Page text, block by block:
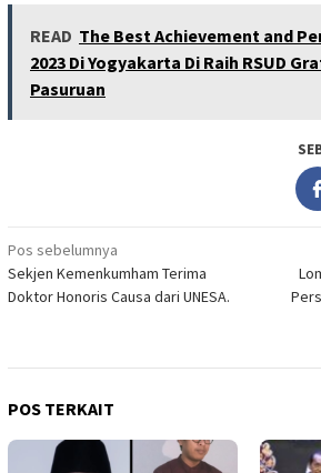
READ The Best Achievement and
2023 Di Yogyakarta Di Raih RSUD
Pasuruan
Navigasi
pos
Pos sebelumnya
Sekjen Kemenkumham Terima
Doktor Honoris Causa dari UNESA.
POS TERKAIT